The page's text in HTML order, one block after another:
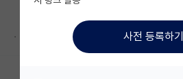
미국 대학원 합격 후기 게시판
대학원생 모집 게시판
. 사전 등록하기